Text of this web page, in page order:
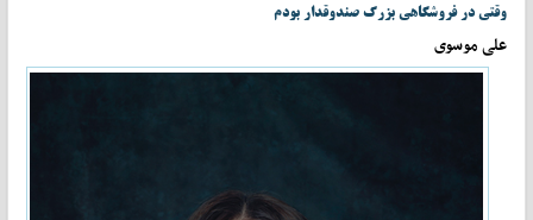
وقتی در فروشگاهی بزرگ صندوقدار بودم
علی موسوی